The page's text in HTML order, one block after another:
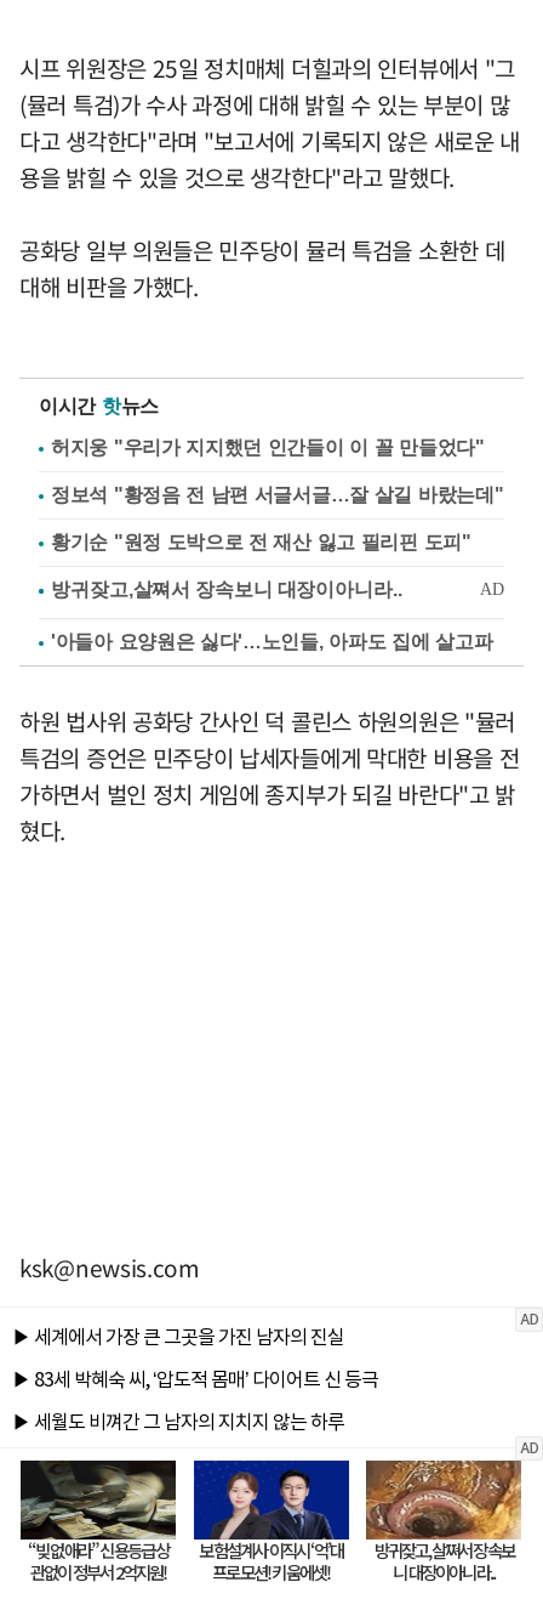
시프 위원장은 25일 정치매체 더힐과의 인터뷰에서 "그
(뮬러 특검)가 수사 과정에 대해 밝힐 수 있는 부분이 많
다고 생각한다"라며 "보고서에 기록되지 않은 새로운 내
용을 밝힐 수 있을 것으로 생각한다"라고 말했다.
공화당 일부 의원들은 민주당이 뮬러 특검을 소환한 데
대해 비판을 가했다.
이시간 핫뉴스
허지웅 "우리가 지지했던 인간들이 이 꼴 만들었다"
정보석 "황정음 전 남편 서글서글…잘 살길 바랐는데"
황기순 "원정 도박으로 전 재산 잃고 필리핀 도피"
'아들아 요양원은 싫다'…노인들, 아파도 집에 살고파
하원 법사위 공화당 간사인 덕 콜린스 하원의원은 "뮬러
특검의 증언은 민주당이 납세자들에게 막대한 비용을 전
가하면서 벌인 정치 게임에 종지부가 되길 바란다"고 밝
혔다.
ksk@newsis.com